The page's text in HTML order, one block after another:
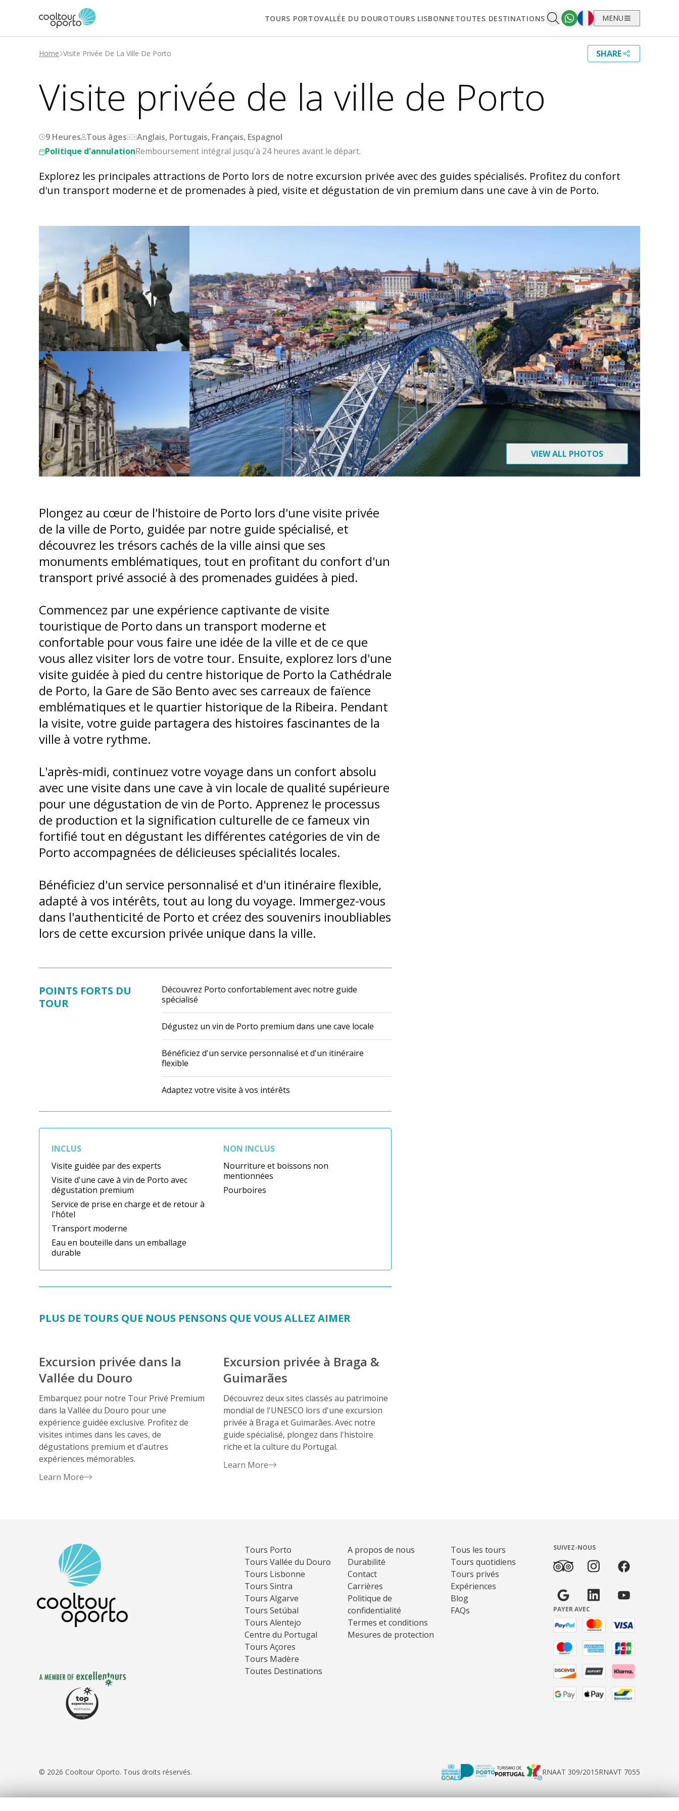
TOURS PORTOVALLÉE DU DOUROTOURS LISBONNETOUTES DESTINATIONS FrançaisMENU
Home Visite Privée De La Ville De Porto SHARE
Visite privée de la ville de Porto
9 Heures Tous âges
Anglais, Portugais, Français, Espagnol
Politique d'annulationRemboursement intégral jusqu'à 24 heures avant le départ.
Explorez les principales attractions de Porto lors de notre excursion privée avec des guides spécialisés. Profitez du confort
d'un transport moderne et de promenades à pied, visite et dégustation de vin premium dans une cave à vin de Porto.
VIEW ALL PHOTOS
Plongez au cœur de l'histoire de Porto lors d'une visite privée
de la ville de Porto, guidée par notre guide spécialisé, et
découvrez les trésors cachés de la ville ainsi que ses
monuments emblématiques, tout en profitant du confort d'un
transport privé associé à des promenades guidées à pied.
Commencez par une expérience captivante de visite
touristique de Porto dans un transport moderne et
confortable pour vous faire une idée de la ville et de ce que
vous allez visiter lors de votre tour. Ensuite, explorez lors d'une
visite guidée à pied du centre historique de Porto la Cathédrale
de Porto, la Gare de São Bento avec ses carreaux de faïence
emblématiques et le quartier historique de la Ribeira. Pendant
la visite, votre guide partagera des histoires fascinantes de la
ville à votre rythme.
L'après-midi, continuez votre voyage dans un confort absolu
avec une visite dans une cave à vin locale de qualité supérieure
pour une dégustation de vin de Porto. Apprenez le processus
de production et la signification culturelle de ce fameux vin
fortifié tout en dégustant les différentes catégories de vin de
Porto accompagnées de délicieuses spécialités locales.
Bénéficiez d'un service personnalisé et d'un itinéraire flexible,
adapté à vos intérêts, tout au long du voyage. Immergez-vous
dans l'authenticité de Porto et créez des souvenirs inoubliables
lors de cette excursion privée unique dans la ville.
POINTS FORTS DU
TOUR
Découvrez Porto confortablement avec notre guide
spécialisé
Dégustez un vin de Porto premium dans une cave locale
Bénéficiez d'un service personnalisé et d'un itinéraire
flexible
Adaptez votre visite à vos intérêts
INCLUS
Visite guidée par des experts
Visite d'une cave à vin de Porto avec
dégustation premium
Service de prise en charge et de retour à
l'hôtel
Transport moderne
Eau en bouteille dans un emballage
durable
NON INCLUS
Nourriture et boissons non
mentionnées
Pourboires
PLUS DE TOURS QUE NOUS PENSONS QUE VOUS ALLEZ AIMER
Excursion privée dans la
Vallée du Douro
Embarquez pour notre Tour Privé Premium
dans la Vallée du Douro pour une
expérience guidée exclusive. Profitez de
visites intimes dans les caves, de
dégustations premium et d'autres
expériences mémorables.
Learn More
Excursion privée à Braga &
Guimarães
Découvrez deux sites classés au patrimoine
mondial de l'UNESCO lors d'une excursion
privée à Braga et Guimarães. Avec notre
guide spécialisé, plongez dans l'histoire
riche et la culture du Portugal.
Learn More
Tours Porto
Tours Vallée du Douro
Tours Lisbonne
Tours Sintra
Tours Algarve
Tours Setúbal
Tours Alentejo
Centre du Portugal
Tours Açores
Tours Madère
Toutes Destinations
A propos de nous
Durabilité
Contact
Carrières
Politique de
confidentialité
Termes et conditions
Mesures de protection
Tous les tours
Tours quotidiens
Tours privés
Expériences
Blog
FAQs
SUIVEZ-NOUS
PAYER AVEC
© 2026 Cooltour Oporto. Tous droits réservés. RNAAT 309/2015RNAVT 7055